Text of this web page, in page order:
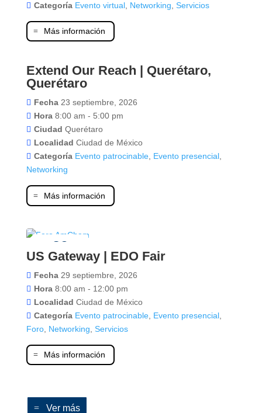
Categoría Evento virtual, Networking Servicios
Más información
23
Extend Our Reach | Querétaro,
Querétaro
Fecha 23 septiembre, 2026
Hora 8:00 am - 5:00 pm
Ciudad Querétaro
Localidad Ciudad de México
Categoría Evento patrocinable, Evento presencial,
Networking
Más información
29
septiembre
US Gateway | EDO Fair
Fecha 29 septiembre, 2026
Hora 8:00 am - 12:00 pm
Localidad Ciudad de México
Categoría Evento patrocinable, Evento presencial,
Foro, Networking Servicios
Más información
Ver más